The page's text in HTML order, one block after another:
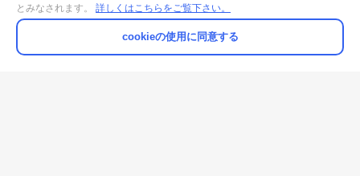
法人お問合せについて
AOSストア
とみなされます。 詳しくはこちらをご覧下さい。
cookieの使用に同意する